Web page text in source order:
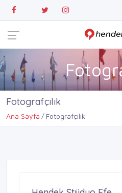
Fotografçılık
Ana Sayfa Fotografçılık